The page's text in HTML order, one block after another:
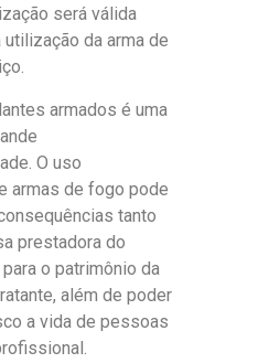
será válida
utilização da arma de
armados é uma
O uso
armas de fogo pode
tanto
prestadora do
o patrimônio da
além de poder
a vida de pessoas